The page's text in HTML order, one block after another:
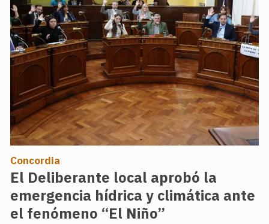
El Deliberante local aprobó la
emergencia hídrica y climática ante
el fenómeno “El Niño”
Concordia